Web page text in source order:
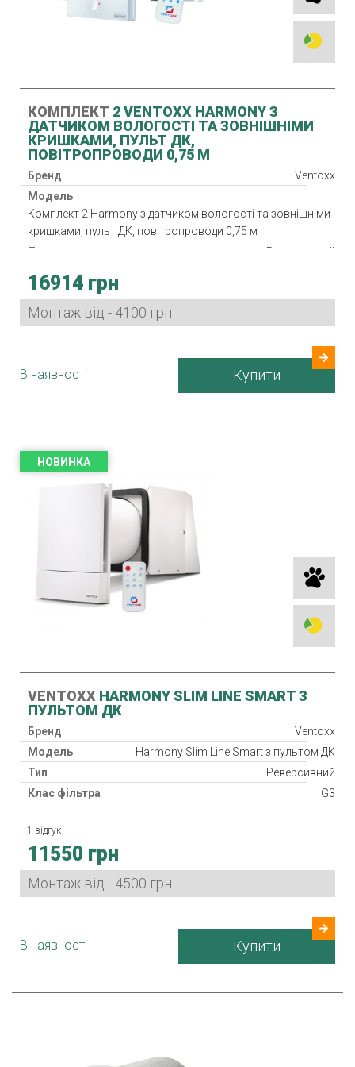
КОМПЛЕКТ 2 VENTOXX HARMONY З
ДАТЧИКОМ ВОЛОГОСТІ ТА ЗОВНІШНІМИ
КРИШКАМИ, ПУЛЬТ ДК,
ПОВІТРОПРОВОДИ 0,75 М
Бренд
Ventoxx
Модель
Комплект 2 Harmony з датчиком вологості та зовнішніми
кришками, пульт ДК, повітропроводи 0,75 м
Тип
Реверсивний
Клас фільтра
Нагрівач
Рекуператор
3-8.6 Вт
Гарантія
Україна
16914 грн
Монтаж від - 4100 грн
В наявності Купити
НОВИНКА
VENTOXX HARMONY SLIM LINE SMART З
ПУЛЬТОМ ДК
Бренд
Ventoxx
Модель
Harmony Slim Line Smart з пультом ДК
Тип
Реверсивний
Клас фільтра
G3
Рекуператор
Клас захисту
Споживана потужність
Гарантія
24 міс.
Україна
1 відгук
11550 грн
Монтаж від - 4500 грн
В наявності Купити